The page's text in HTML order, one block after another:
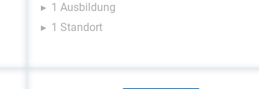
1 Ausbildung
1 Standort